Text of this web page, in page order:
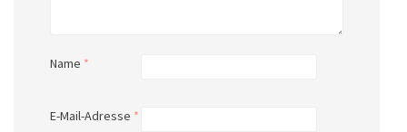
Name *
E-Mail-Adresse *